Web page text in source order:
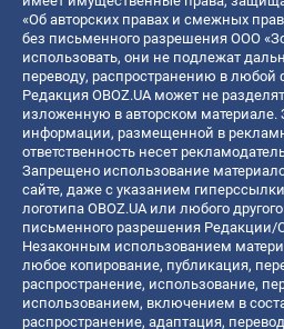
«Об авторских правах и смежных
без письменного разрешения ООО
использовать, они не подлежат
переводу, распространению в любой
Редакция OBOZ.UA может не
изложенную в авторском материале.
информации, размещенной в
ответственность несет
Запрещено использование
сайте, даже с указанием гиперссылки
логотипа OBOZ.UA или любого
письменного разрешения Редакции/
Незаконным использованием
любое копирование, публикация,
распространение, использование,
использованием, включением в
распространение, адаптация,